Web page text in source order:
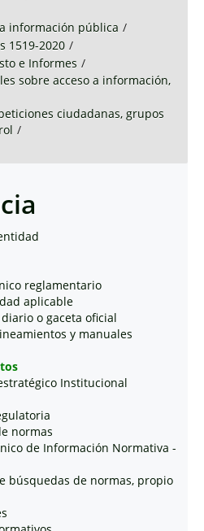
información pública /
1519-2020 /
e Informes /
sobre acceso a información,
ciudadanas, grupos
/
reglamentario
aplicable
o gaceta oficial
y manuales
Institucional
normas
de Información Normativa -
búsquedas de normas, propio